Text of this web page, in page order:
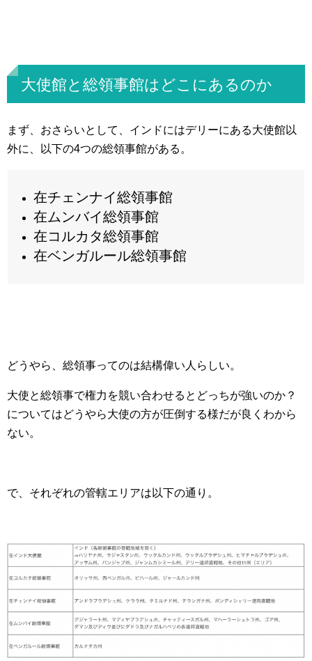
大使館と総領事館はどこにあるのか
まず、おさらいとして、インドにはデリーにある大使館以
外に、以下の4つの総領事館がある。
在チェンナイ総領事館
在ムンバイ総領事館
在コルカタ総領事館
在ベンガルール総領事館
どうやら、総領事ってのは結構偉い人らしい。
大使と総領事で権力を競い合わせるとどっちが強いのか？
についてはどうやら大使の方が圧倒する様だが良くわから
ない。
で、それぞれの管轄エリアは以下の通り。